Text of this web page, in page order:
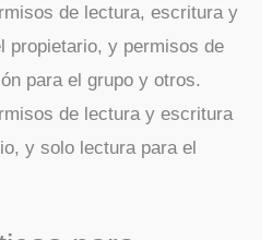
de lectura, escritura y
propietario, y permisos de
para el grupo y otros.
de lectura y escritura
y solo lectura para el